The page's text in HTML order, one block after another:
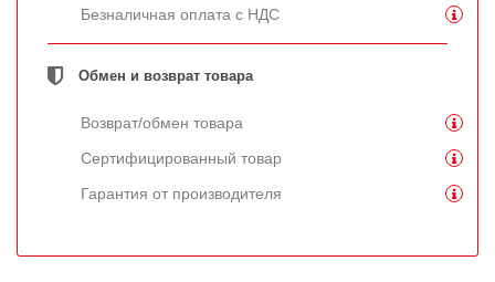
Безналичная оплата с НДС
Обмен и возврат товара
Возврат/обмен товара
Сертифицированный товар
Гарантия от производителя